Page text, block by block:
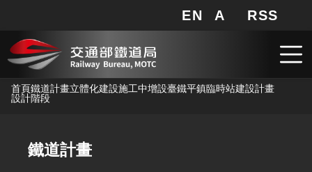
跳到主要內容
網站地圖
EN A 局長信箱
RSS
首頁鐵道計畫立體化建設施工中增設臺鐵平鎮臨時站建設計畫
設計階段
鐵道計畫